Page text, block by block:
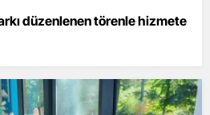
düzenlenen törenle hizmete